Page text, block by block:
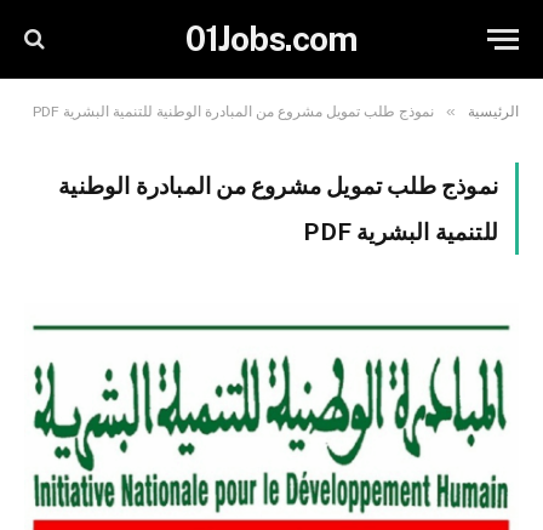
01Jobs.com
الرئيسية » نموذج طلب تمويل مشروع من المبادرة الوطنية للتنمية البشرية PDF
نموذج طلب تمويل مشروع من المبادرة الوطنية
للتنمية البشرية PDF